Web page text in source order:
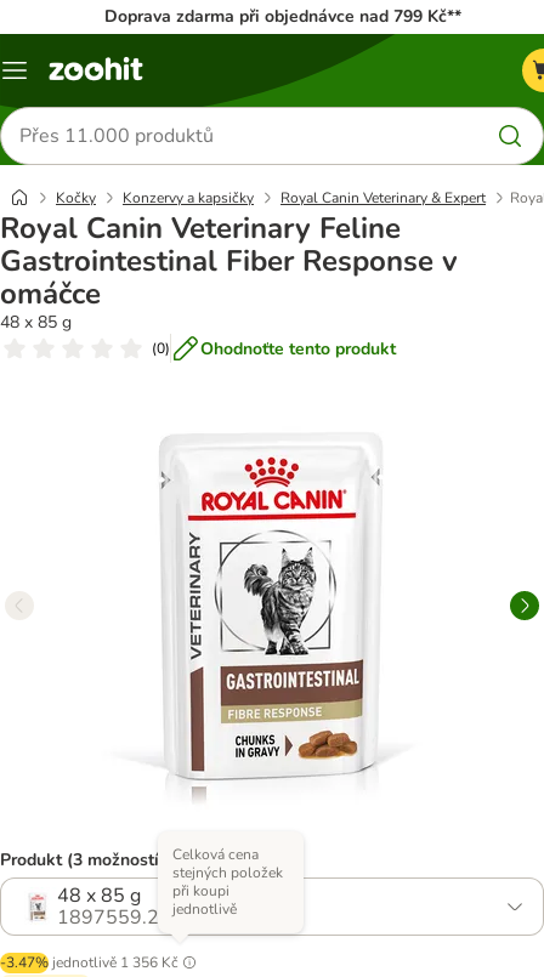
Doprava zdarma při objednávce nad 799 Kč**
Menu
Hledat
produkty
Kočky Konzervy a kapsičky Royal Canin Veterinary & Expert
Royal Canin Veterinary Feline
Gastrointestinal Fiber Response v
omáčce
48 x 85 g
(0) Ohodnoťte tento produkt
Produkt (3 možností)
48 x 85 g
1897559.2
-3.47% jednotlivě 1 356 Kč
Celková cena
stejných položek
při koupi
jednotlivě